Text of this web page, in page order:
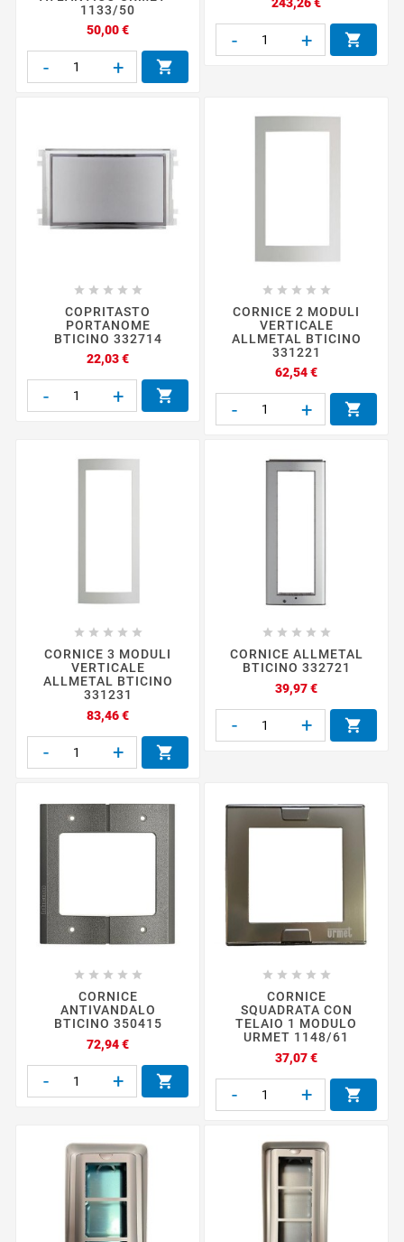
1133/50
50,00 €Prezzo
- + 
- + 
    
COPRITASTO
PORTANOME
BTICINO 332714
22,03 €Prezzo
- + 
    
CORNICE 2 MODULI
VERTICALE
ALLMETAL BTICINO
331221
62,54 €Prezzo
- + 
    
CORNICE 3 MODULI
VERTICALE
ALLMETAL BTICINO
331231
83,46 €Prezzo
- + 
    
CORNICE ALLMETAL
BTICINO 332721
39,97 €Prezzo
- + 
    
CORNICE
ANTIVANDALO
BTICINO 350415
72,94 €Prezzo
- + 
    
CORNICE
SQUADRATA CON
TELAIO 1 MODULO
URMET 1148/61
37,07 €Prezzo
- + 